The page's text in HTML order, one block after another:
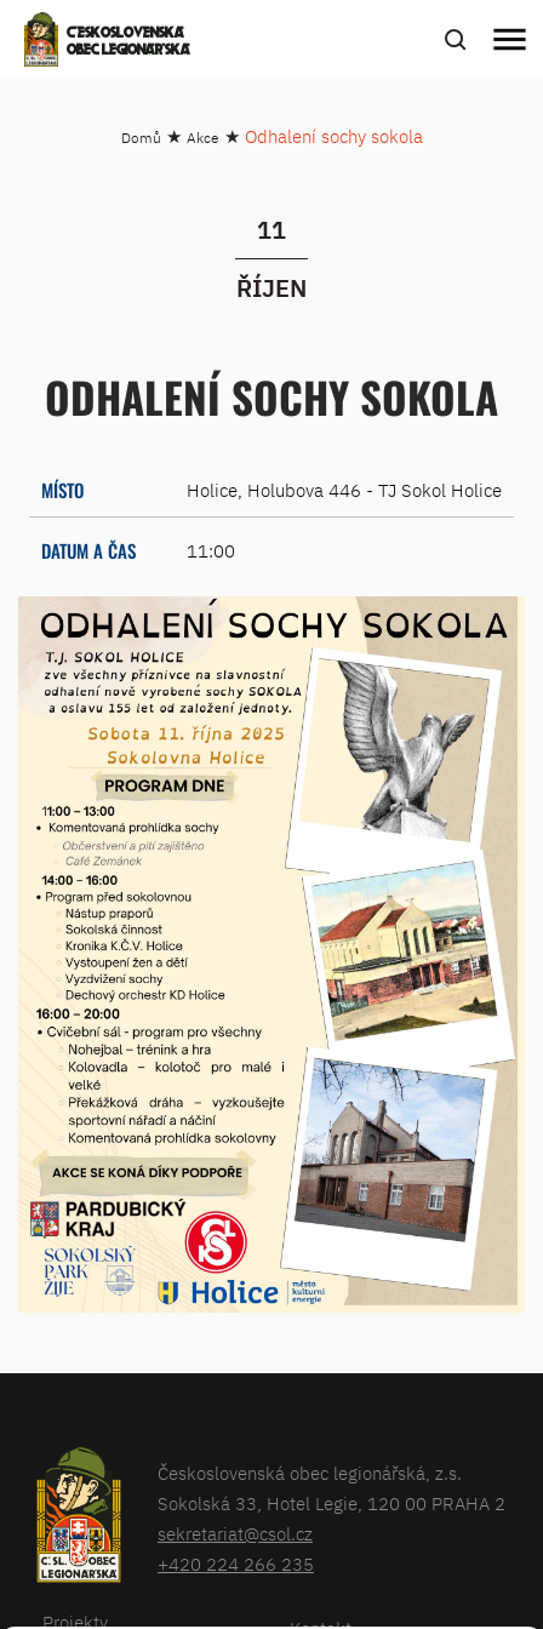
ČESKOSLOVENSKÁ
OBEC LEGIONÁŘSKÁ
menu
Domů ★ Akce ★ Odhalení sochy sokola
11
ŘÍJEN
ODHALENÍ SOCHY SOKOLA
MÍSTO Holice, Holubova 446 - TJ Sokol Holice
DATUM A ČAS 11:00
Československá obec legionářská, z.s.
Sokolská 33, Hotel Legie, 120 00 PRAHA 2
sekretariat@csol.cz
+420 224 266 235
Projekty